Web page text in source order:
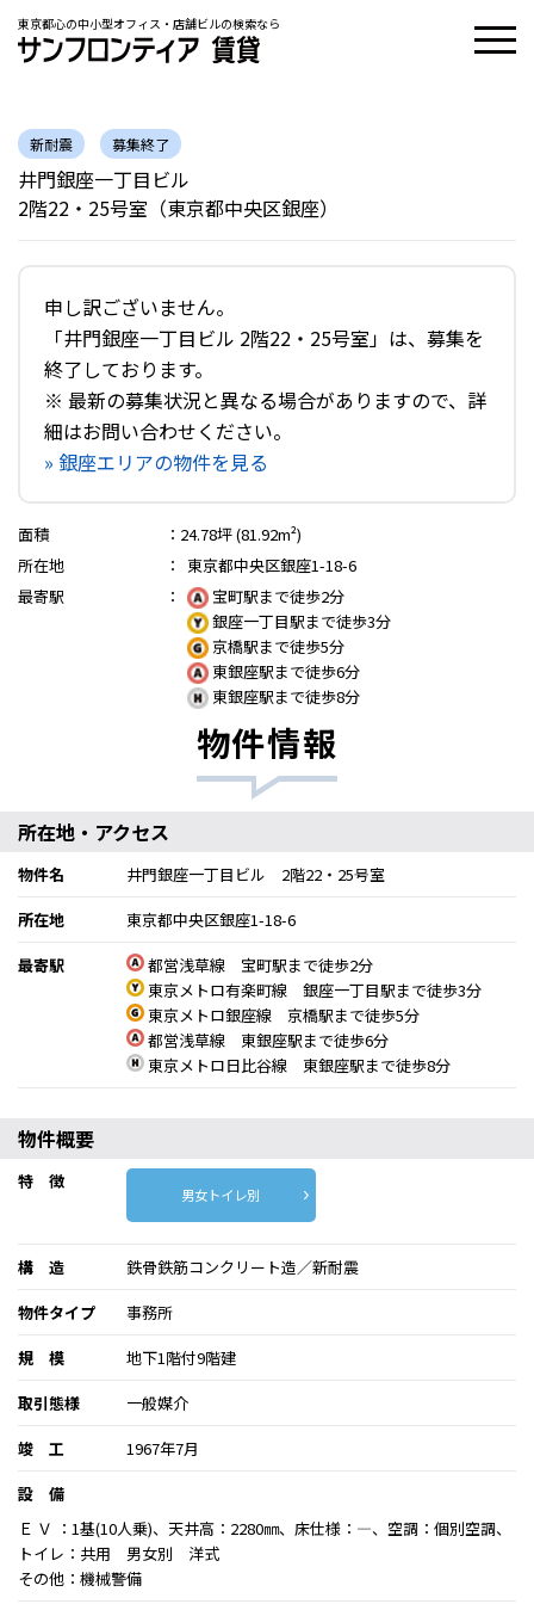
東京都心の中小型オフィス・店舗ビルの検索なら
新耐震 募集終了
井門銀座一丁目ビル
2階22・25号室（東京都中央区銀座）
申し訳ございません。
「井門銀座一丁目ビル 2階22・25号室」は、募集を
終了しております。
※ 最新の募集状況と異なる場合がありますので、詳
細はお問い合わせください。
» 銀座エリアの物件を見る
面積 ： 24.78坪 (81.92m²)
所在地
：
東京都中央区銀座1-18-6
最寄駅
：
宝町駅まで徒歩2分
銀座一丁目駅まで徒歩3分
京橋駅まで徒歩5分
東銀座駅まで徒歩6分
東銀座駅まで徒歩8分
物件情報
所在地・アクセス
物件名
井門銀座一丁目ビル 2階22・25号室
所在地
東京都中央区銀座1-18-6
最寄駅
都営浅草線 宝町駅まで徒歩2分
東京メトロ有楽町線 銀座一丁目駅まで徒歩3分
東京メトロ銀座線 京橋駅まで徒歩5分
都営浅草線 東銀座駅まで徒歩6分
東京メトロ日比谷線 東銀座駅まで徒歩8分
物件概要
特 徴
男女トイレ別
構 造
鉄骨鉄筋コンクリート造／新耐震
物件タイプ
事務所
規 模
地下1階付9階建
取引態様
一般媒介
竣 工
1967年7月
設 備
Ｅ Ｖ ：1基(10人乗)、天井高：2280㎜、床仕様：―、空調：個別空調、
トイレ：共用 男女別 洋式
その他：機械警備